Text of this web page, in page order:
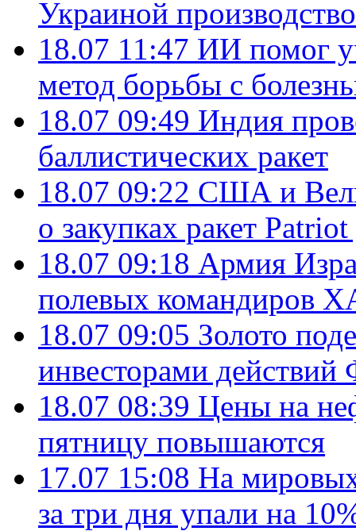
Украиной
18.07 11:47 ИИ помог
метод борьбы с
18.07 09:49 Индия
баллистических ракет
18.07 09:22 США и
о закупках ракет
18.07 09:18 Армия
полевых командиров
18.07 09:05 Золото
инвесторами
18.07 08:39 Цены на
пятницу повышаются
17.07 15:08 На
за три дня упали на